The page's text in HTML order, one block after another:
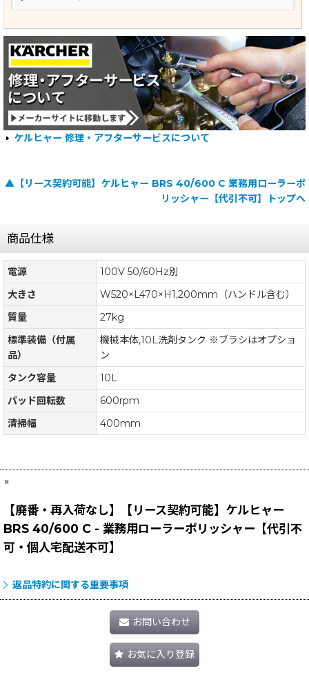
ケルヒャー 修理・アフターサービスについて
▲【リース契約可能】ケルヒャー BRS 40/600 C 業務用ローラーポ
リッシャー【代引不可】トップへ
商品仕様
電源
100V 50/60Hz別
大きさ
W520×L470×H1,200mm（ハンドル含む）
質量
27kg
標準装備（付属
品）
機械本体,10L洗剤タンク ※ブラシはオプショ
ン
タンク容量
10L
パッド回転数
600rpm
清掃幅
400mm
×
【廃番・再入荷なし】【リース契約可能】ケルヒャー
BRS 40/600 C - 業務用ローラーポリッシャー【代引不
可・個人宅配送不可】
返品特約に関する重要事項
お問い合わせ
お気に入り登録